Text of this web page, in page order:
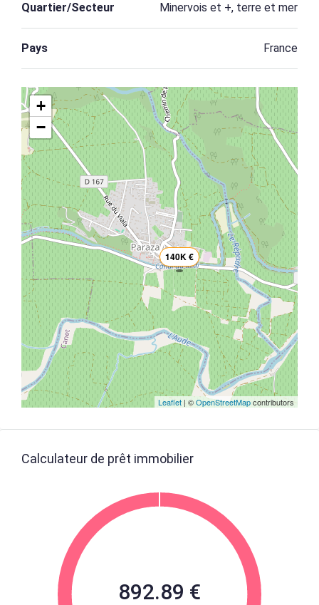
Quartier/Secteur Minervois et +, terre et mer
Pays France
140K €
+
−
Leaflet | ©OpenStreetMapcontributors
Calculateur de prêt immobilier
892.89 €